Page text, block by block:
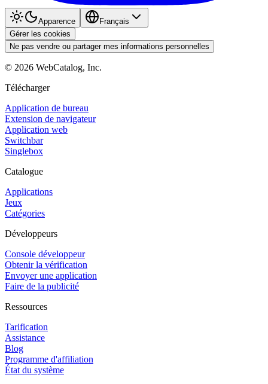
Apparence
Français
Gérer les cookies
Ne pas vendre ou partager mes informations personnelles
© 2026 WebCatalog, Inc.
Télécharger
Application de bureau
Extension de navigateur
Application web
Switchbar
Singlebox
Catalogue
Applications
Jeux
Catégories
Développeurs
Console développeur
Obtenir la vérification
Envoyer une application
Faire de la publicité
Ressources
Tarification
Assistance
Blog
Programme d'affiliation
État du système